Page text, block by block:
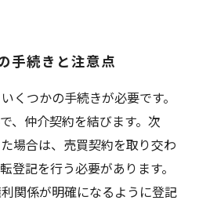
手続きと注意点
くつかの手続きが必要です。
、仲介契約を結びます。次
場合は、売買契約を取り交わ
登記を行う必要があります。
関係が明確になるように登記